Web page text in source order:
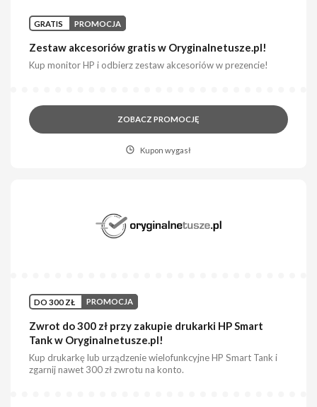
GRATIS PROMOCJA
Zestaw akcesoriów gratis w Oryginalnetusze.pl!
Kup monitor HP i odbierz zestaw akcesoriów w prezencie!
ZOBACZ PROMOCJĘ
Kupon wygasł
DO 300 ZŁ PROMOCJA
Zwrot do 300 zł przy zakupie drukarki HP Smart
Tank w Oryginalnetusze.pl!
Kup drukarkę lub urządzenie wielofunkcyjne HP Smart Tank i
zgarnij nawet 300 zł zwrotu na konto.